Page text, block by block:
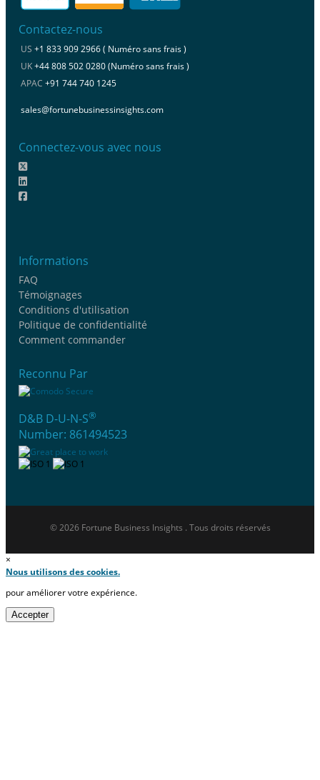
Contactez-nous
US +1 833 909 2966 ( Numéro sans frais )
UK+44 808 502 0280 (Numéro sans frais )
APAC +91 744 740 1245
sales@fortunebusinessinsights.com
Connectez-vous avec nous
Informations
FAQ
Témoignages
Conditions d'utilisation
Politique de confidentialité
Comment commander
Reconnu Par
D&B D-U-N-S®
Number: 861494523
© 2026 Fortune Business Insights . Tous droits réservés
×
Nous utilisons des cookies.
pour améliorer votre expérience.
Accepter